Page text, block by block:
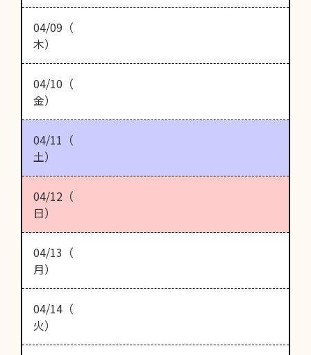
04/09（
木）
04/10（
金）
04/11（
土）
04/12（
日）
04/13（
月）
04/14（
火）